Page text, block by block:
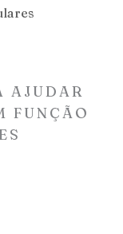
AJUDAR
FUNÇÃO